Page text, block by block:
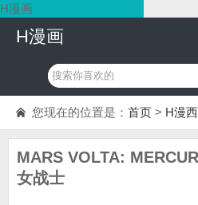
H漫画
H漫画
您现在的位置是： 首页 > H漫
MARS VOLTA:
女战士